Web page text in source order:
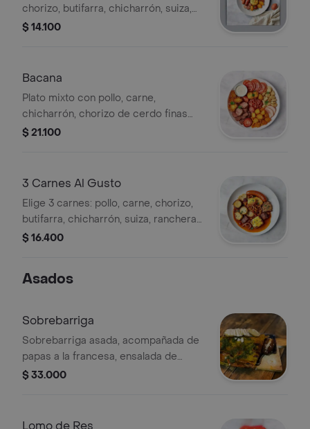
chorizo, butifarra, chicharrón, suiza,
ranchera o chorizo de cerdo finas
$ 14.100
Bacana
Plato mixto con pollo, carne,
chicharrón, chorizo de cerdo finas
hierbas y jamón. Incluye salsa para
$ 21.100
3 Carnes Al Gusto
Elige 3 carnes: pollo, carne, chorizo,
butifarra, chicharrón, suiza, ranchera
o chorizo de cerdo finas hierbas.
$ 16.400
Asados
Sobrebarriga
Sobrebarriga asada, acompañada de
papas a la francesa, ensalada de
tomate, cebolla y lechuga.
$ 33.000
Lomo de Res